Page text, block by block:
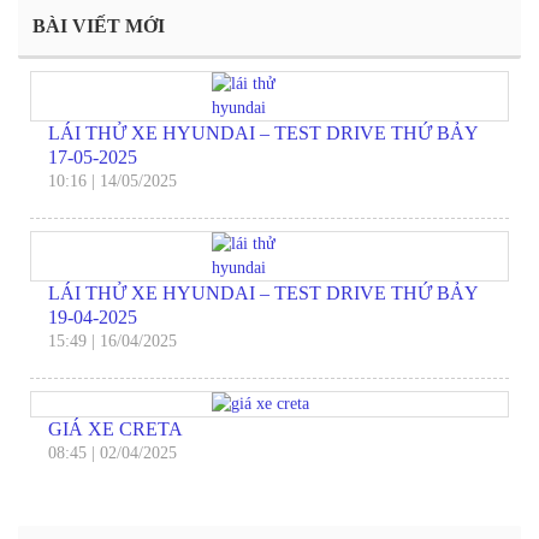
BÀI VIẾT MỚI
LÁI THỬ XE HYUNDAI – TEST DRIVE THỨ BẢY
17-05-2025
10:16 14/05/2025
LÁI THỬ XE HYUNDAI – TEST DRIVE THỨ BẢY
19-04-2025
15:49 16/04/2025
GIÁ XE CRETA
08:45 02/04/2025